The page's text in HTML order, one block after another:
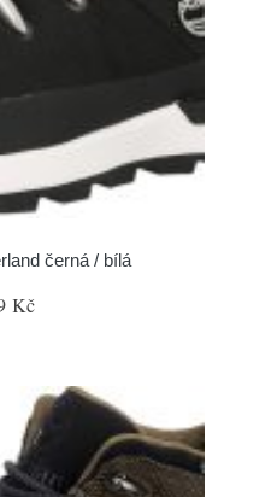
černá / bílá
Kč